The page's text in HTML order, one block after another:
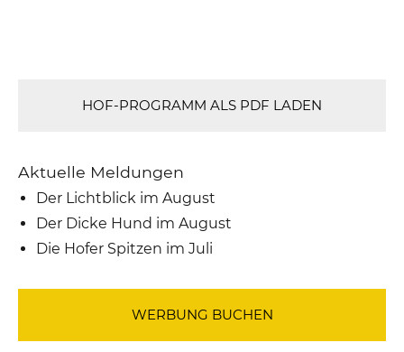
HOF-PROGRAMM ALS PDF LADEN
Aktuelle Meldungen
Der Lichtblick im August
Der Dicke Hund im August
Die Hofer Spitzen im Juli
WERBUNG BUCHEN